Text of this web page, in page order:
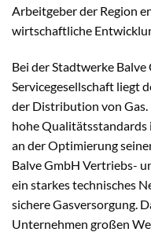
Arbeitgeber der Region
wirtschaftliche
Bei der Stadtwerke
Servicegesellschaft liegt
der Distribution von
hohe
an der Optimierung
Balve GmbH Vertriebs-
ein starkes technisches
sichere Gasversorgung.
Unternehmen großen